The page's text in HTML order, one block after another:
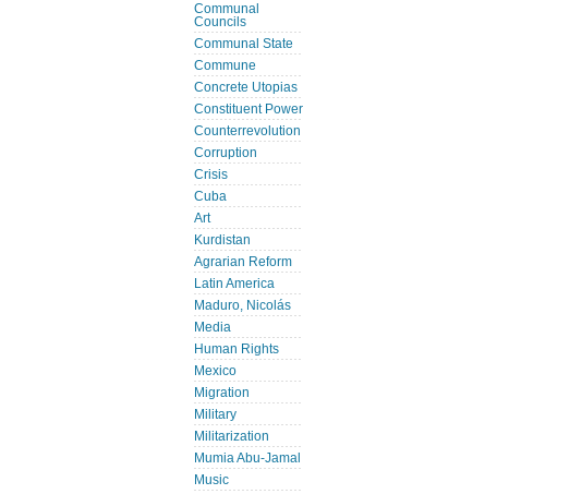
Communal
Councils
Communal State
Commune
Concrete Utopias
Constituent Power
Counterrevolution
Corruption
Crisis
Cuba
Art
Kurdistan
Agrarian Reform
Latin America
Maduro, Nicolás
Media
Human Rights
Mexico
Migration
Military
Militarization
Mumia Abu-Jamal
Music